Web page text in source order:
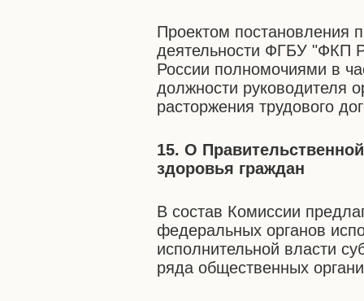
Проектом постановления
деятельности ФГБУ "ФКП
России полномочиями в
должности руководителя
расторжения трудового
15. О
здоровья граждан
В состав Комиссии
федеральных органов
исполнительной власти
ряда общественных